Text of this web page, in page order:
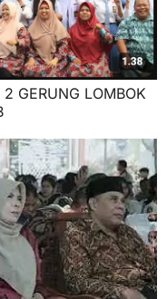
GERUNG LOMBOK